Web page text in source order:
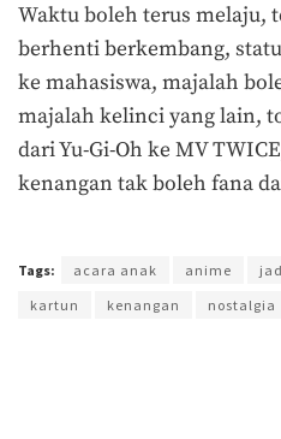
Waktu boleh terus melaju,
berhenti berkembang,
ke mahasiswa, majalah
majalah kelinci yang lain,
dari Yu-Gi-Oh ke MV
kenangan tak boleh fana
Tags: acara anak anime
kartun
kenangan nostalgia